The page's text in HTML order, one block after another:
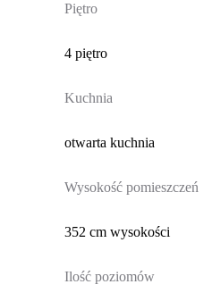
Piętro
4 piętro
Kuchnia
otwarta kuchnia
Wysokość pomieszczeń
352 cm wysokości
Ilość poziomów